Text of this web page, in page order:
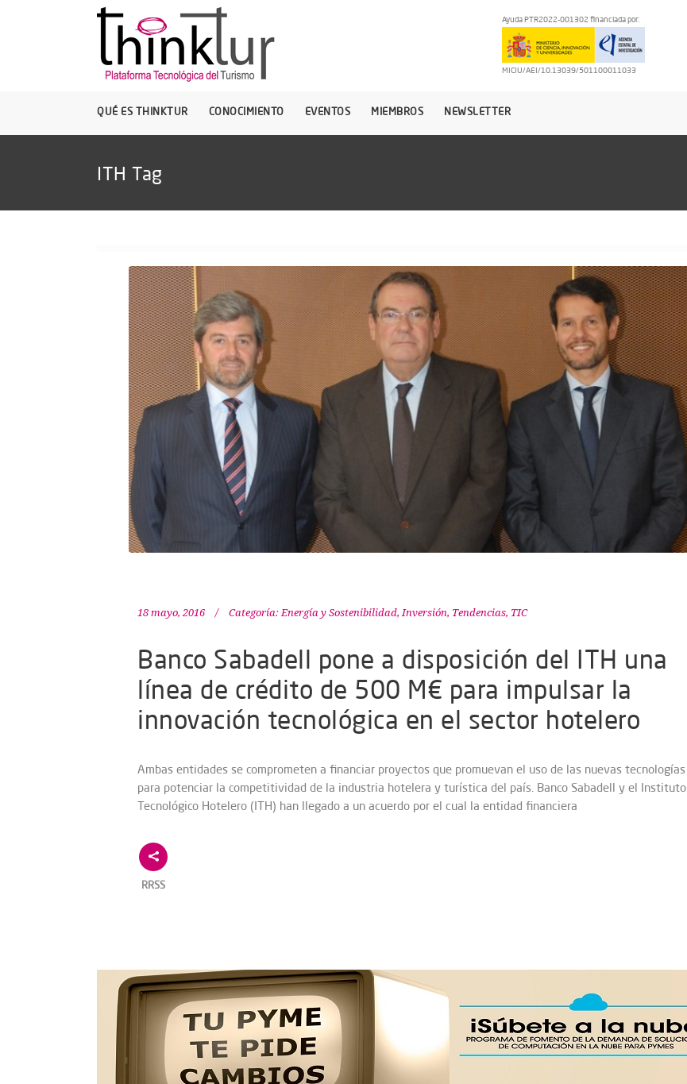
Ayuda PTR2022-001302 financiada por:
MICIU/AEI/10.13039/501100011033
QUÉ ES THINKTUR CONOCIMIENTO EVENTOS MIEMBROS NEWSLETTER
ITH Tag
18 mayo, 2016 Categoría: Energía y Sostenibilidad,Inversión, Tendencias, TIC
Banco Sabadell pone a disposición del ITH una
línea de crédito de 500 M€ para impulsar la
innovación tecnológica en el sector hotelero
Ambas entidades se comprometen a financiar proyectos que promuevan el uso de las nuevas tecnologías
para potenciar la competitividad de la industria hotelera y turística del país. Banco Sabadell y el Instituto
Tecnológico Hotelero (ITH) han llegado a un acuerdo por el cual la entidad financiera
RRSS